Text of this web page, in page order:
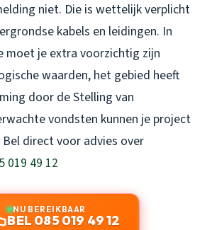
niet. Die is wettelijk verplicht
kabels en leidingen. In
moet je extra voorzichtig zijn
waarden, het gebied heeft
door de Stelling van
vondsten kunnen je project
direct voor advies over
019 49 12
NU BEREIKBAAR
BEL 085 019 49 12